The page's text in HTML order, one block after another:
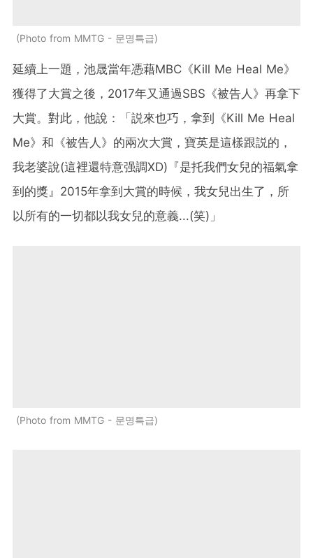
Photo from MMTG - 문명특급
延續上一題，池晟當年憑藉MBC《Kill Me Heal Me》
獲得了大賞之後，2017年又通過SBS《被告人》再拿下
大賞。對此，他說：「説來也巧，拿到《Kill Me Heal
Me》和《被告人》的兩次大賞，寶英是這樣跟説的，
我老婆說(這裡還特意强調XD)『是托我們女兒的福氣拿
到的獎』2015年拿到大賞的時候，我女兒出生了，所
以所有的一切都以我女兒的意義...(笑)」
Photo from MMTG - 문명특급